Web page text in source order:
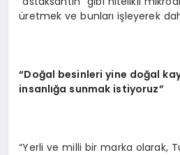
üretmek ve bunları işleyerek
“Doğal besinleri yine doğal
insanlığa sunmak istiyoruz”
“Yerli ve milli bir marka olarak,